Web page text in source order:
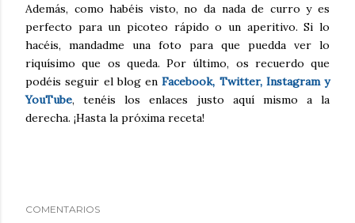
Además, como habéis visto, no da nada de curro y es
perfecto para un picoteo rápido o un aperitivo. Si lo
hacéis, mandadme una foto para que puedda ver lo
riquísimo que os queda. Por último, os recuerdo que
podéis seguir el blog enFacebook, Twitter, Instagram y
YouTube, tenéis los enlaces justo aquí mismo a la
derecha. ¡Hasta la próxima receta!
COMENTARIOS